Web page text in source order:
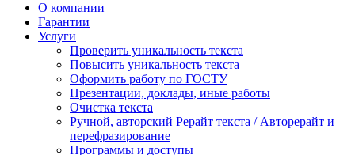
О компании
Гарантии
Услуги
Проверить уникальность текста
Повысить уникальность текста
Оформить работу по ГОСТУ
Презентации, доклады, иные работы
Очистка текста
Ручной, авторский Рерайт текста / Авторерайт и
перефразирование
Программы и доступы